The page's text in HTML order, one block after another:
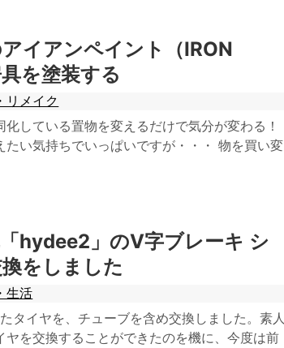
イアンペイント（IRON
を塗装する
リメイク
している置物を変えるだけで気分が変わる！
たい気持ちでいっぱいですが・・・ 物を買い変
hydee2」のV字ブレーキ シ
をしました
生活
タイヤを、チューブを含め交換しました。素人
ヤを交換することができたのを機に、今度は前